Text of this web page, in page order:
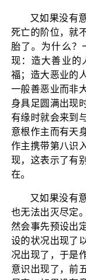
又如果没有
死亡的阶位，就
胎了。为什么？
现：造大善业的
福；造大恶业的
一般善恶业而非
身具足圆满出现
有缘时就会来到
意根作主而有天
作主携带第八识
现，这表示了有
在。
又如果没有
也无法出灭尽定
然会事先预设出
设的状况出现了
况出现了，于是
意识出现了，前